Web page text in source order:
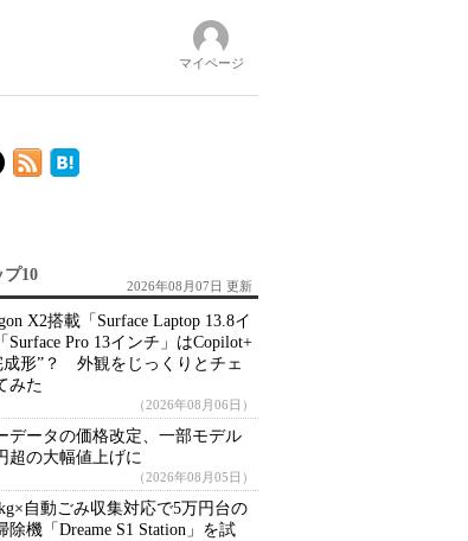
マイページ
プ10
2026年08月07日 更新
X2搭載「Surface Laptop 13.8イ
Surface Pro 13インチ」はCopilot+
成形”？ 外観をじっくりとチェ
みた
（2026年08月06日）
データの価格改定、一部モデル
超の大幅値上げに
（2026年08月05日）
自動ごみ収集対応で5万円台の
除機「Dreame S1 Station」を試